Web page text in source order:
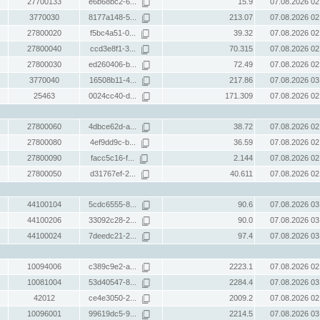
3770030
8177a148-5... 213.07
07.08.2026
27800020
f5bc4a51-0... 39.32
07.08.2026
27800040
ccd3e8f1-3... 70.315
07.08.2026
27800030
ed260406-b... 72.49
07.08.2026
3770040
16508b11-4... 217.86
07.08.2026
25463
0024cc40-d... 171.309 07.08.2026
27800060 4dbce62d-a... 38.72
07.08.2026
27800080
4ef9dd9c-b... 36.59
07.08.2026
27800090
facc5c16-f... 2.144
07.08.2026
27800050
d31767ef-2... 40.611 07.08.2026
44100104 5cdc6555-8... 90.6
07.08.2026
44100206
33092c28-2... 90.0
07.08.2026
44100024
7deedc21-2... 97.4 07.08.2026
10094006 c389c9e2-a... 2223.1
07.08.2026
10081004
53d40547-8... 2284.4
07.08.2026
42012
ce4e3050-2... 2009.2
07.08.2026
10096001
99619dc5-9... 2214.5 07.08.2026